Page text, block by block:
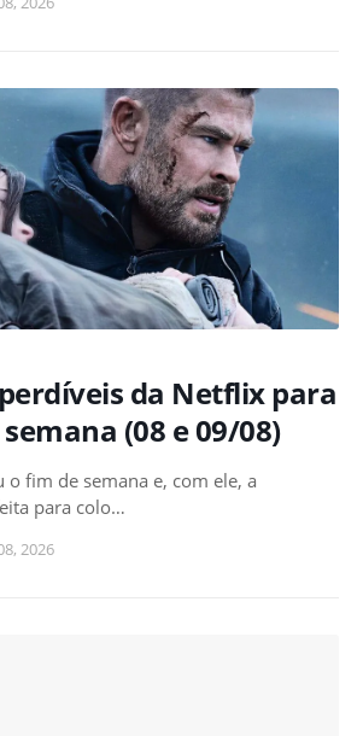
da Netflix para
(08 e 09/08)
o fim de semana e, com ele, a
para colo…
2026